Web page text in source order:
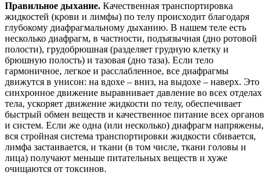
Правильное дыхание. Качественная транспортировка
жидкостей (крови и лимфы) по телу происходит благодаря
глубокому диафрагмальному дыханию. В нашем теле есть
несколько диафрагм, в частности, подъязычная (дно ротовой
полости), грудобрюшная (разделяет грудную клетку и
брюшную полость) и тазовая (дно таза). Если тело
гармоничное, легкое и расслабленное, все диафрагмы
движутся в унисон: на вдохе – вниз, на выдохе – наверх. Это
синхронное движение выравнивает давление во всех отделах
тела, ускоряет движение жидкости по телу, обеспечивает
быстрый обмен веществ и качественное питание всех органов
и систем. Если же одна (или несколько) диафрагм напряжены,
вся стройная система транспортировки жидкости сбивается,
лимфа застаивается, и ткани (в том числе, ткани головы и
лица) получают меньше питательных веществ и хуже
очищаются от токсинов.